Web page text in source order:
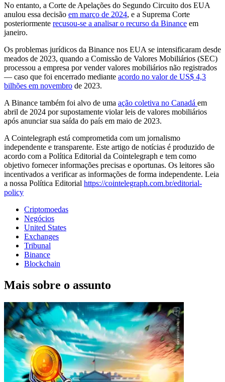
No entanto, a Corte de Apelações do Segundo Circuito dos EUA
anulou essa decisão em março de 2024, e a Suprema Corte
posteriormente recusou-se a analisar o recurso da Binance em
janeiro.
Os problemas jurídicos da Binance nos EUA se intensificaram desde
meados de 2023, quando a Comissão de Valores Mobiliários (SEC)
processou a empresa por vender valores mobiliários não registrados
— caso que foi encerrado mediante acordo no valor de US$ 4,3
bilhões em novembro de 2023.
A Binance também foi alvo de uma ação coletiva no Canadá em
abril de 2024 por supostamente violar leis de valores mobiliários
após anunciar sua saída do país em maio de 2023.
A Cointelegraph está comprometida com um jornalismo
independente e transparente. Este artigo de notícias é produzido de
acordo com a Política Editorial da Cointelegraph e tem como
objetivo fornecer informações precisas e oportunas. Os leitores são
incentivados a verificar as informações de forma independente. Leia
a nossa Política Editorial https://cointelegraph.com.br/editorial-
policy
Criptomoedas
Negócios
United States
Exchanges
Tribunal
Binance
Blockchain
Mais sobre o assunto